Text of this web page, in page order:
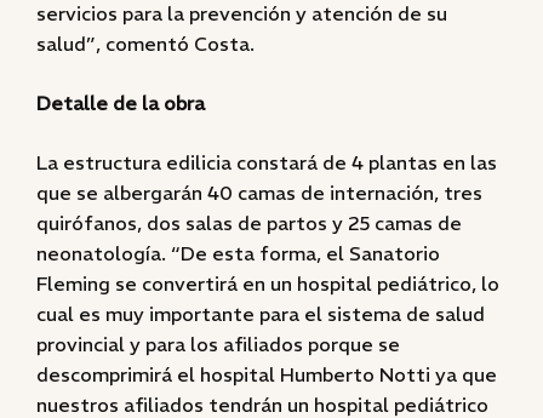
servicios para la prevención y atención de su
salud”, comentó Costa.
Detalle de la obra
La estructura edilicia constará de 4 plantas en las
que se albergarán 40 camas de internación, tres
quirófanos, dos salas de partos y 25 camas de
neonatología. “De esta forma, el Sanatorio
Fleming se convertirá en un hospital pediátrico, lo
cual es muy importante para el sistema de salud
provincial y para los afiliados porque se
descomprimirá el hospital Humberto Notti ya que
nuestros afiliados tendrán un hospital pediátrico